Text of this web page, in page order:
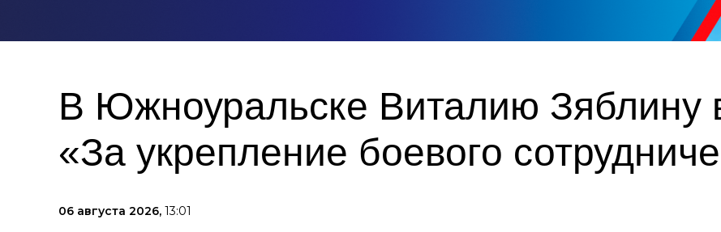
В Южноуральске Виталию Зяблину
«За укрепление боевого
06 августа 2026, 13:01